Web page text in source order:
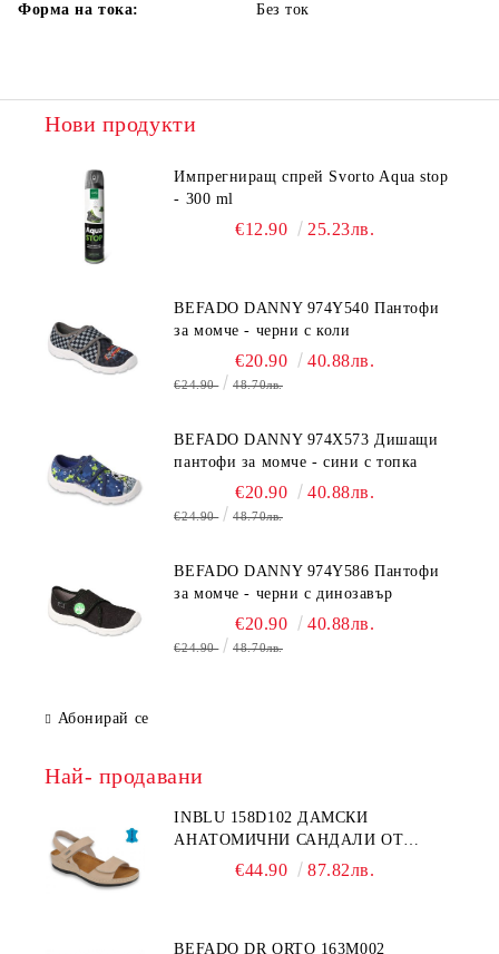
Форма на тока:
Без ток
Нови продукти
Импрегниращ спрей Svorto Aqua stop
- 300 ml
€12.90 25.23лв.
BEFADO DANNY 974Y540 Пантофи
за момче - черни с коли
€20.90 40.88лв.
€24.90 48.70лв.
BEFADO DANNY 974X573 Дишащи
пантофи за момче - сини с топка
€20.90 40.88лв.
€24.90 48.70лв.
BEFADO DANNY 974Y586 Пантофи
за момче - черни с динозавър
€20.90 40.88лв.
€24.90 48.70лв.
Абонирай се
Най- продавани
INBLU 158D102 ДАМСКИ
АНАТОМИЧНИ САНДАЛИ ОТ
ЕСТЕСТВЕНА КОЖА, БЕЖОВИ
€44.90 87.82лв.
BEFADO DR ORTO 163M002